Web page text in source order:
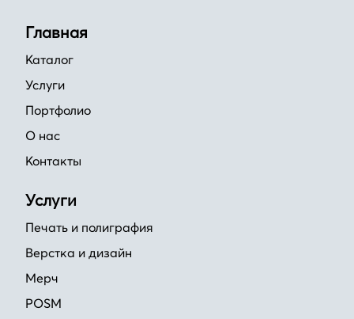
Главная
Каталог
Услуги
Портфолио
О нас
Контакты
Услуги
Печать и полиграфия
Верстка и дизайн
Мерч
POSM